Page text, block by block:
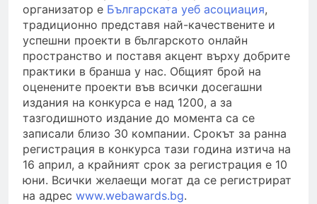
организатор е Българската уеб асоциация,
традиционно представя най-качествените и
успешни проекти в българското онлайн
пространство и поставя акцент върху добрите
практики в бранша у нас. Общият брой на
оценените проекти във всички досегашни
издания на конкурса е над 1200, а за
тазгодишното издание до момента са се
записали близо 30 компании. Срокът за ранна
регистрация в конкурса тази година изтича на
16 април, а крайният срок за регистрация е 10
юни. Всички желаещи могат да се регистрират
на адрес www.webawards.bg.